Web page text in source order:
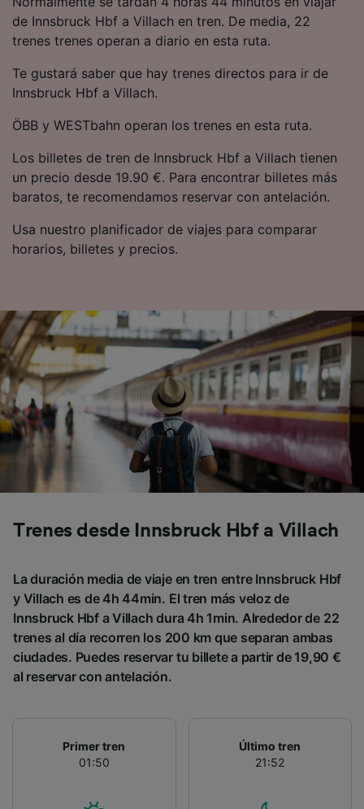
de Innsbruck Hbf a Villach en tren. De media, 22
trenes trenes operan a diario en esta ruta.
Te gustará saber que hay trenes directos para ir de
Innsbruck Hbf a Villach.
ÖBB y WESTbahn operan los trenes en esta ruta.
Los billetes de tren de Innsbruck Hbf a Villach tienen
un precio desde 19.90 €. Para encontrar billetes más
baratos, te recomendamos reservar con antelación.
Usa nuestro planificador de viajes para comparar
horarios, billetes y precios.
Trenes desde Innsbruck Hbf a Villach
La duración media de viaje en tren entre Innsbruck Hbf
y Villach es de 4h 44min. El tren más veloz de
Innsbruck Hbf a Villach dura 4h 1min. Alrededor de 22
trenes al día recorren los 200 km que separan ambas
ciudades. Puedes reservar tu billete a partir de 19,90 €
al reservar con antelación.
Primer tren
01:50
Último tren
21:52
precisa. Analizar activamente las
características del dispositivo para su
identificación. Almacenar la información en un
contenido personalizados, medición de
publicidad y contenido, investigación de